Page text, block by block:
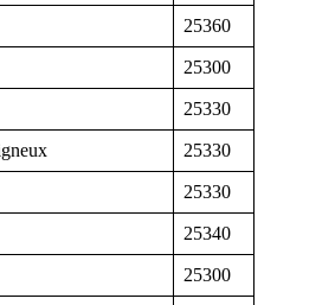
25360
25300
25330
25330
25330
25340
25300